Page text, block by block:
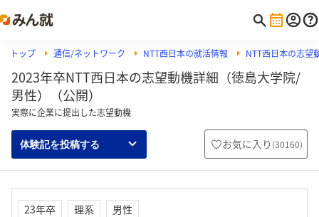
トップ 通信/ネットワーク NTT西日本の就活情報 NTT西日本の志望
2023年卒NTT西日本の志望動機詳細（徳島大学院/
男性）（公開）
実際に企業に提出した志望動機
体験記を投稿する お気に入り (30160)
23年卒 理系
男性